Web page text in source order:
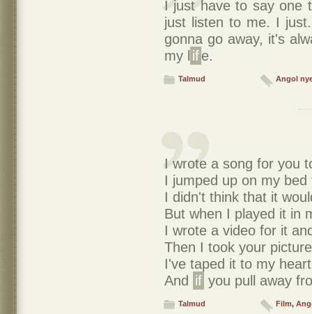
I just have to say one
just listen to me. I
gonna go away, it's
my l
ife.
Talmud Angol
I wrote a song for you
I jumped up on my
I didn't think that it
But when I played it in
I wrote a video for it
Then I took your
I've taped it to my
And if you pull away
Talmud Film,